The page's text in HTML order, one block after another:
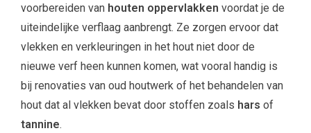
voorbereiden van houten oppervlakken voordat je de
uiteindelijke verflaag aanbrengt. Ze zorgen ervoor dat
vlekken en verkleuringen in het hout niet door de
nieuwe verf heen kunnen komen, wat vooral handig is
bij renovaties van oud houtwerk of het behandelen van
hout dat al vlekken bevat door stoffen zoals hars of
tannine.